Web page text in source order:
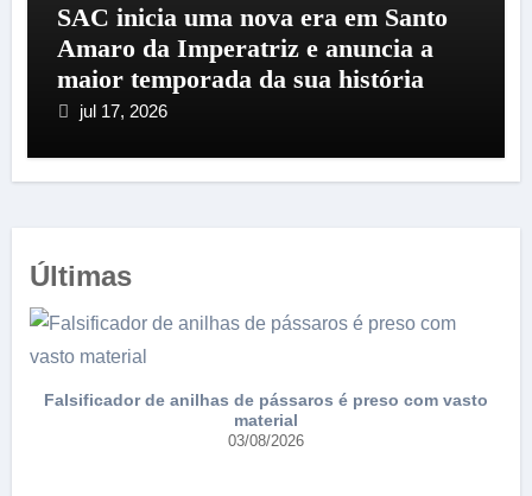
SAC inicia uma nova era em Santo
Amaro da Imperatriz e anuncia a
maior temporada da sua história
jul 17, 2026
Últimas
Falsificador de anilhas de pássaros é preso com vasto
material
03/08/2026